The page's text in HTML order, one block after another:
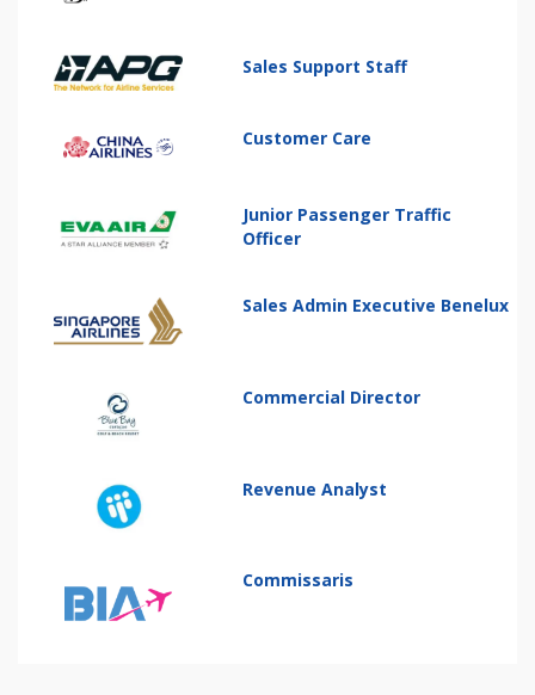
Sales Support Staff
Customer Care
Junior Passenger Traffic
Officer
Sales Admin Executive Benelux
Commercial Director
Revenue Analyst
Commissaris